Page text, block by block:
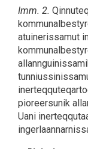
Imm. 2.
atuinerissamut
pioreersunik
Uani